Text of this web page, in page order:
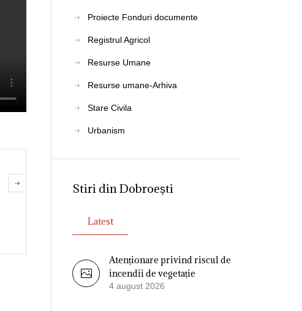
Proiecte Fonduri documente
Registrul Agricol
Resurse Umane
Resurse umane-Arhiva
Stare Civila
Urbanism
Stiri din Dobroești
Latest
Atenționare privind riscul de
incendii de vegetație
4 august 2026